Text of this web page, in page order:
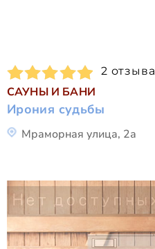
2 отзыва
САУНЫ И БАНИ
Ирония судьбы
Мраморная улица, 2а